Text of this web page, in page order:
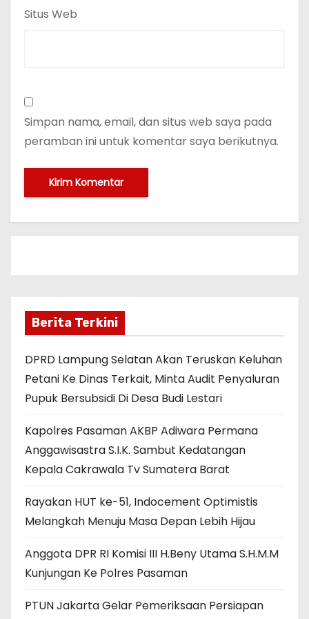
Situs Web
Simpan nama, email, dan situs web saya pada
peramban ini untuk komentar saya berikutnya.
Berita Terkini
DPRD Lampung Selatan Akan Teruskan Keluhan
Petani Ke Dinas Terkait, Minta Audit Penyaluran
Pupuk Bersubsidi Di Desa Budi Lestari
Kapolres Pasaman AKBP Adiwara Permana
Anggawisastra S.I.K. Sambut Kedatangan
Kepala Cakrawala Tv Sumatera Barat
Rayakan HUT ke-51, Indocement Optimistis
Melangkah Menuju Masa Depan Lebih Hijau
Anggota DPR RI Komisi III H.Beny Utama S.H.M.M
Kunjungan Ke Polres Pasaman
PTUN Jakarta Gelar Pemeriksaan Persiapan